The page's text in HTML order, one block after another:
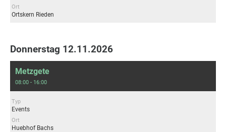
Ort
Ortskern Rieden
Donnerstag 12.11.2026
Metzgete
08:00 - 16:00
Typ
Events
Ort
Huebhof Bachs